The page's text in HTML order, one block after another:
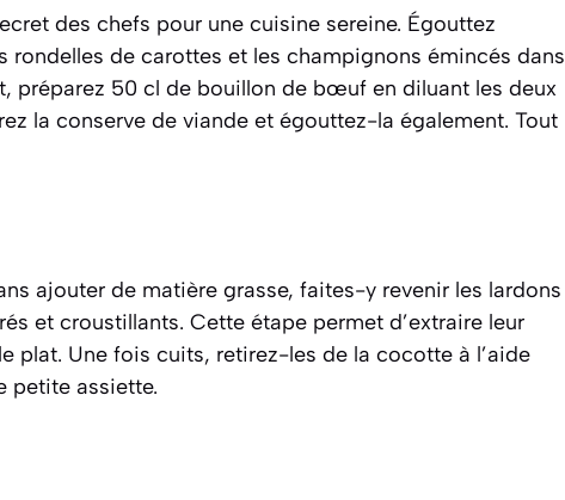
des chefs pour une cuisine sereine. Égouttez
rondelles de carottes et les champignons émincés dans
préparez 50 cl de bouillon de bœuf en diluant les deux
la conserve de viande et égouttez-la également. Tout
ajouter de matière grasse, faites-y revenir les lardons
et croustillants. Cette étape permet d’extraire leur
plat. Une fois cuits, retirez-les de la cocotte à l’aide
petite assiette.